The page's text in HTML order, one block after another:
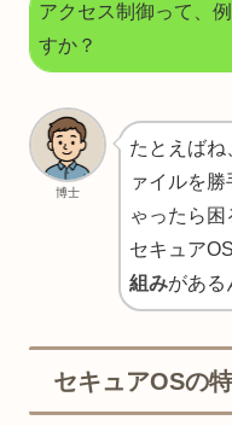
アクセス制御って、
すか？
博士
たとえばね
ァイルを
ゃったら困
セキュア
組みがある
セキュアOSの